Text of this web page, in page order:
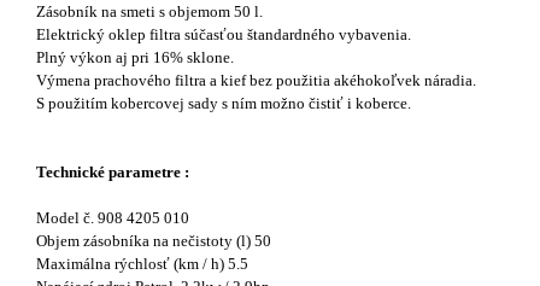
Zásobník na smeti s objemom 50 l.
Elektrický oklep filtra súčasťou štandardného vybavenia.
Plný výkon aj pri 16% sklone.
Výmena prachového filtra a kief bez použitia akéhokoľvek náradia.
S použitím kobercovej sady s ním možno čistiť i koberce.
Technické parametre :
Model č. 908 4205 010
Objem zásobníka na nečistoty (l) 50
Maximálna rýchlosť (km / h) 5.5